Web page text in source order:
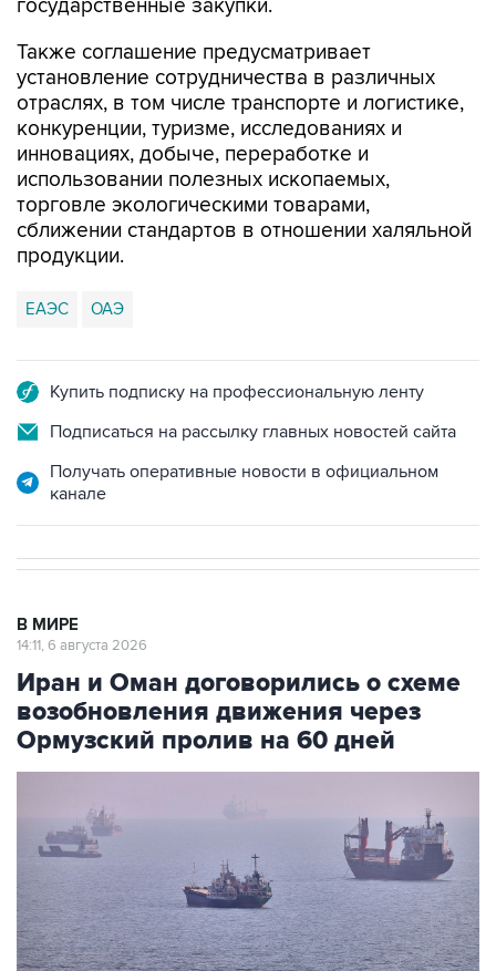
государственные закупки.
Также соглашение предусматривает
установление сотрудничества в различных
отраслях, в том числе транспорте и логистике,
конкуренции, туризме, исследованиях и
инновациях, добыче, переработке и
использовании полезных ископаемых,
торговле экологическими товарами,
сближении стандартов в отношении халяльной
продукции.
ЕАЭС ОАЭ
Купить подписку на профессиональную ленту
Подписаться на рассылку главных новостей сайта
Получать оперативные новости в официальном
канале
В МИРЕ
14:11, 6 августа 2026
Иран и Оман договорились о схеме
возобновления движения через
Ормузский пролив на 60 дней